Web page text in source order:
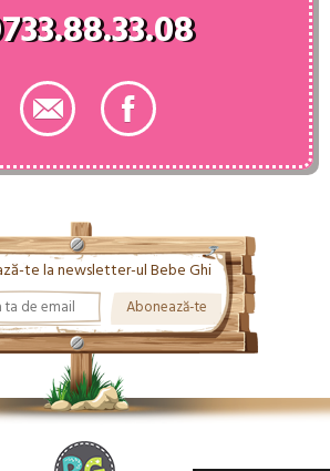
te la newsletter-ul Bebe Ghi